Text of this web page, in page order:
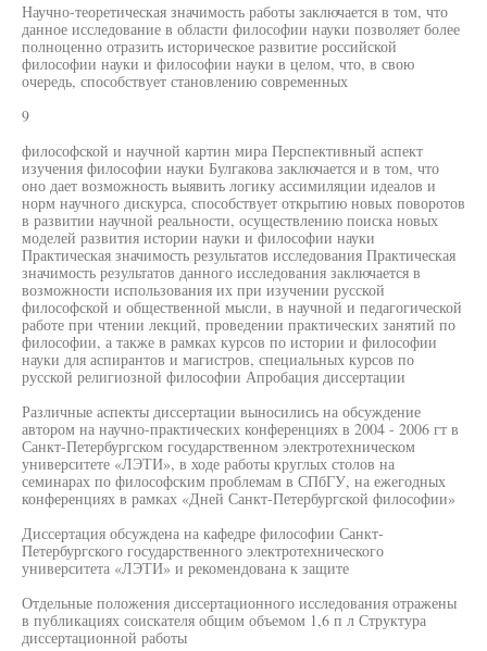
Научно-теоретическая значимость работы заключается в том, что
данное исследование в области философии науки позволяет более
полноценно отразить историческое развитие российской
философии науки и философии науки в целом, что, в свою
очередь, способствует становлению современных
9
философской и научной картин мира Перспективный аспект
изучения философии науки Булгакова заключается и в том, что
оно дает возможность выявить логику ассимиляции идеалов и
норм научного дискурса, способствует открытию новых поворотов
в развитии научной реальности, осуществлению поиска новых
моделей развития истории науки и философии науки
Практическая значимость результатов исследования Практическая
значимость результатов данного исследования заключается в
возможности использования их при изучении русской
философской и общественной мысли, в научной и педагогической
работе при чтении лекций, проведении практических занятий по
философии, а также в рамках курсов по истории и философии
науки для аспирантов и магистров, специальных курсов по
русской религиозной философии Апробация диссертации
Различные аспекты диссертации выносились на обсуждение
автором на научно-практических конференциях в 2004 - 2006 гт в
Санкт-Петербургском государственном электротехническом
университете «ЛЭТИ», в ходе работы круглых столов на
семинарах по философским проблемам в СПбГУ, на ежегодных
конференциях в рамках «Дней Санкт-Петербургской философии»
Диссертация обсуждена на кафедре философии Санкт-
Петербургского государственного электротехнического
университета «ЛЭТИ» и рекомендована к защите
Отдельные положения диссертационного исследования отражены
в публикациях соискателя общим объемом 1,6 п л Структура
диссертационной работы